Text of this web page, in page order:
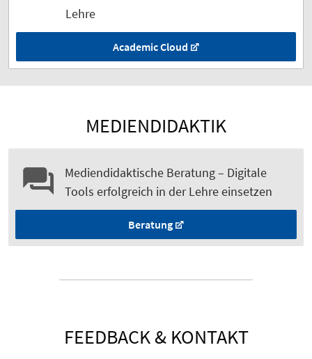
Lehre
Academic Cloud
MEDIENDIDAKTIK
Mediendidaktische Beratung – Digitale
Tools erfolgreich in der Lehre einsetzen
Beratung
FEEDBACK & KONTAKT